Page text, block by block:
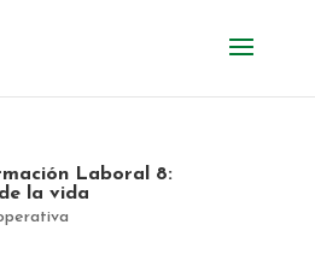
Laboral 8:
la vida